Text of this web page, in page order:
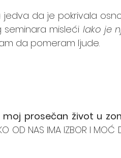
jedva da je pokrivala
misleći lako je
da pomeram ljude.
moj prosečan život u
OD NAS IMA IZBOR I MOĆ